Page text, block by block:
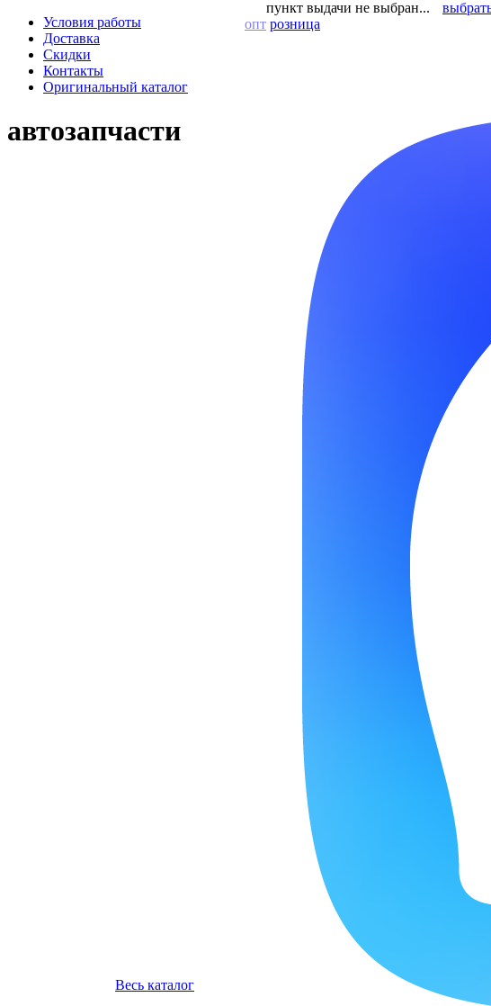
Условия работы
Доставка
Скидки
Контакты
Оригинальный каталог
пункт выдачи не выбран...
опт розница
автозапчасти
Весь каталог